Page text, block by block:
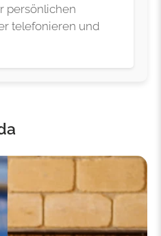
persönlichen
telefonieren und